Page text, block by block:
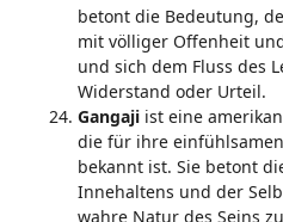
betont die Bedeutung,
mit völliger Offenheit
und sich dem Fluss des
Widerstand oder Urteil.
Gangaji ist eine
die für ihre
bekannt ist. Sie betont
Innehaltens und der
wahre Natur des Seins